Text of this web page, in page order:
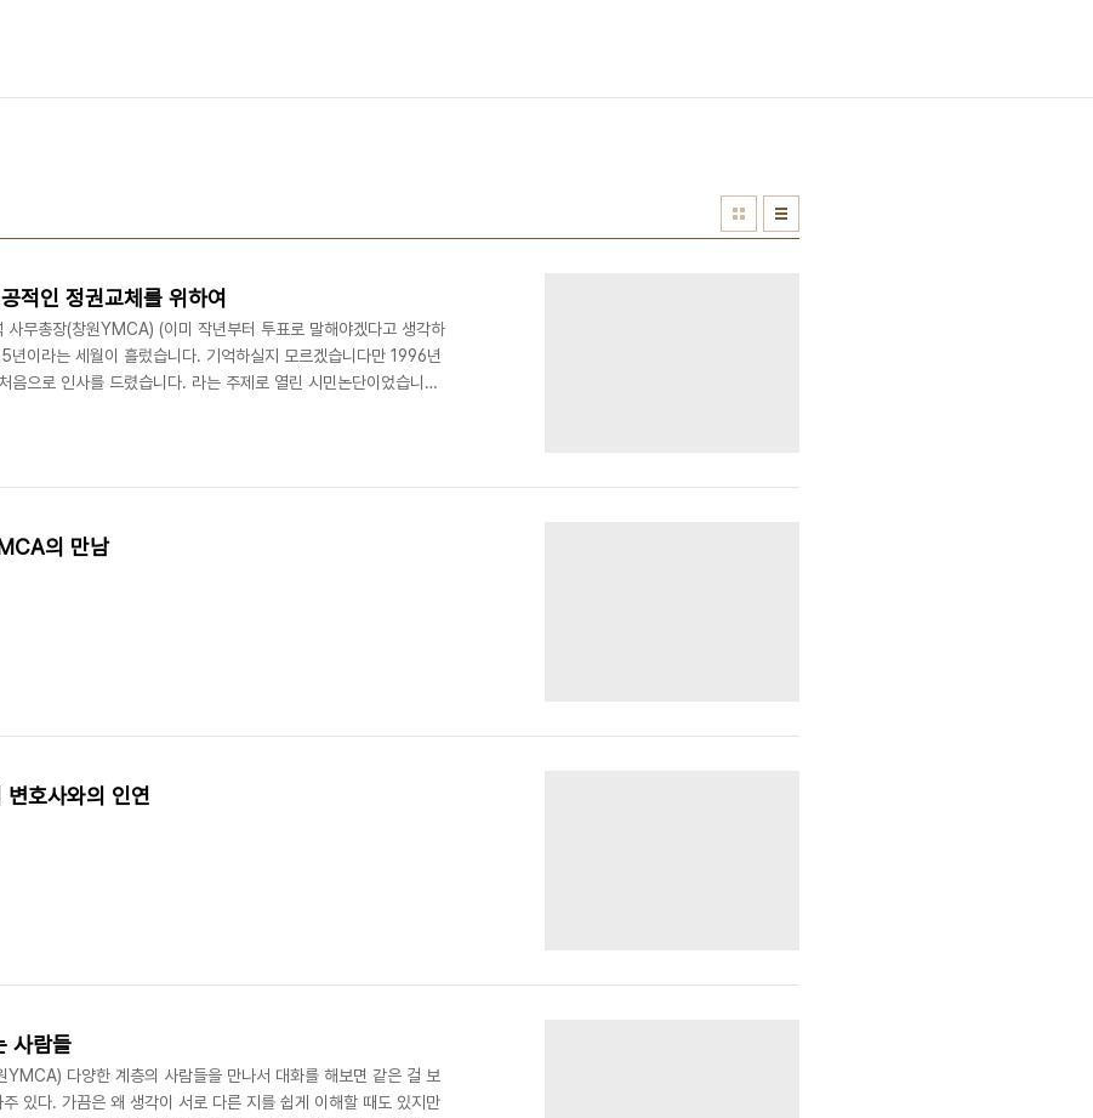
적인 정권교체를 위하여
사무총장(창원YMCA) (이미 작년부터 투표로 말해야겠다고 생각하
년이라는 세월이 흘렀습니다. 기억하실지 모르겠습니다만 1996년
으로 인사를 드렸습니다. 라는 주제로 열린 시민논단이었습니다.
다. 어렵게 부활한 지방자치를 위해 정말 오랜만에 1995년 6월 27
렸습니다만 이번 6. 2 지방선거에서 한나라당 텃밭이..
의 만남
호사와의 인연
사람들
YMCA) 다양한 계층의 사람들을 만나서 대화를 해보면 같은 걸 보
있다. 가끔은 왜 생각이 서로 다른 지를 쉽게 이해할 때도 있지만